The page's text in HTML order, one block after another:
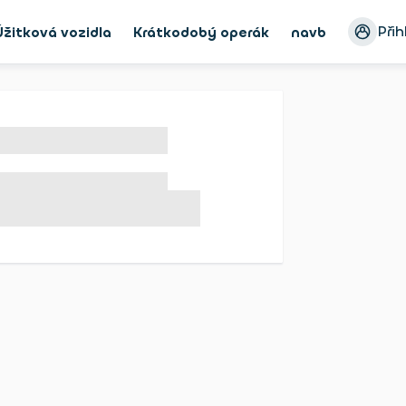
vozidla Krátkodobý operák navbar_Bike